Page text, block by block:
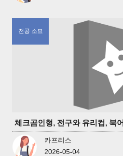
전공 소묘
체크곰인형, 전구와 유리컵, 북
카프리스
2026-05-04